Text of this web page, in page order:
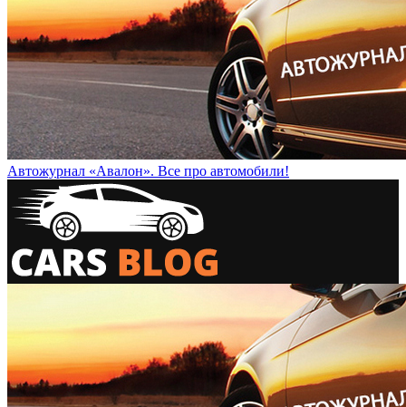
Автожурнал «Авалон». Все про автомобили!